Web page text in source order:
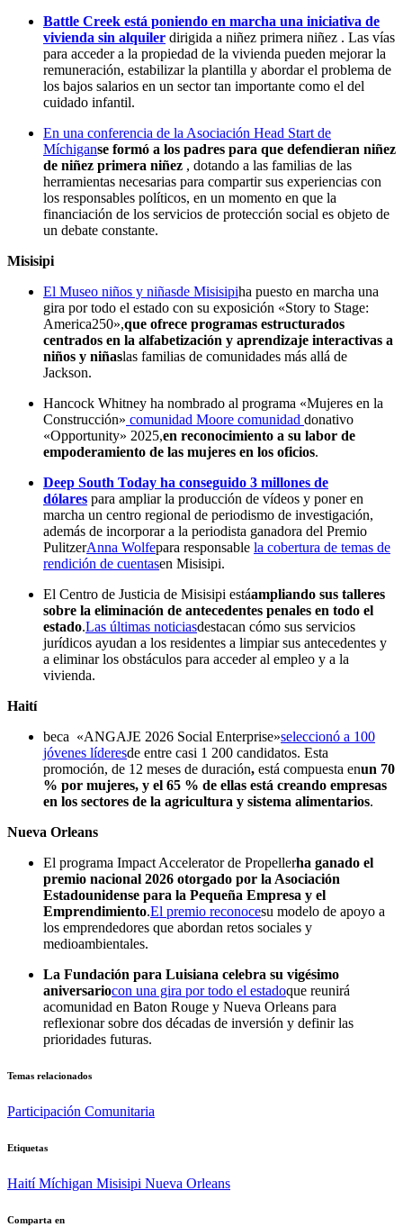
Battle Creek está poniendo en marcha una iniciativa de
vivienda sin alquiler dirigida a niñez primera niñez . Las vías
para acceder a la propiedad de la vivienda pueden mejorar la
remuneración, estabilizar la plantilla y abordar el problema de
los bajos salarios en un sector tan importante como el del
cuidado infantil.
En una conferencia de la Asociación Head Start de
Míchiganse formó a los padres para que defendieran niñez
de niñez primera niñez , dotando a las familias de las
herramientas necesarias para compartir sus experiencias con
los responsables políticos, en un momento en que la
financiación de los servicios de protección social es objeto de
un debate constante.
Misisipi
El Museo niños y niñasde Misisipiha puesto en marcha una
gira por todo el estado con su exposición «Story to Stage:
America250»,que ofrece programas estructurados
centrados en la alfabetización y aprendizaje interactivas a
niños y niñaslas familias de comunidades más allá de
Jackson.
Hancock Whitney ha nombrado al programa «Mujeres en la
Construcción» comunidad Moore comunidad donativo
«Opportunity» 2025,en reconocimiento a su labor de
empoderamiento de las mujeres en los oficios.
Deep South Today ha conseguido 3 millones de
dólares para ampliar la producción de vídeos y poner en
marcha un centro regional de periodismo de investigación,
además de incorporar a la periodista ganadora del Premio
PulitzerAnna Wolfepara responsable la cobertura de temas de
rendición de cuentasen Misisipi.
El Centro de Justicia de Misisipi estáampliando sus talleres
sobre la eliminación de antecedentes penales en todo el
estado.Las últimas noticiasdestacan cómo sus servicios
jurídicos ayudan a los residentes a limpiar sus antecedentes y
a eliminar los obstáculos para acceder al empleo y a la
vivienda.
Haití
beca «ANGAJE 2026 Social Enterprise»seleccionó a 100
jóvenes líderesde entre casi 1 200 candidatos. Esta
promoción, de 12 meses de duración, está compuesta enun 70
% por mujeres, y el 65 % de ellas está creando empresas
en los sectores de la agricultura y sistema alimentarios.
Nueva Orleans
El programa Impact Accelerator de Propellerha ganado el
premio nacional 2026 otorgado por la Asociación
Estadounidense para la Pequeña Empresa y el
Emprendimiento.El premio reconocesu modelo de apoyo a
los emprendedores que abordan retos sociales y
medioambientales.
La Fundación para Luisiana celebra su vigésimo
aniversariocon una gira por todo el estadoque reunirá
acomunidad en Baton Rouge y Nueva Orleans para
reflexionar sobre dos décadas de inversión y definir las
prioridades futuras.
Temas relacionados
Participación Comunitaria
Etiquetas
HaitíMíchigan Misisipi Nueva Orleans
Comparta en